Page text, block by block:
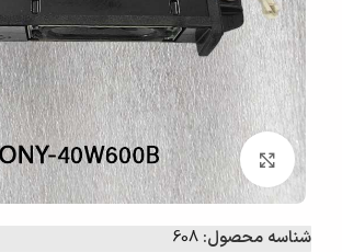
برای بزرگ‌نمایی کلیک کنید
شناسه محصول: 608